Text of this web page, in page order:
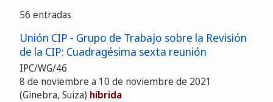
56 entradas
Unión CIP - Grupo de Trabajo sobre la Revisión
de la CIP: Cuadragésima sexta reunión
IPC/WG/46
8 de noviembre a 10 de noviembre de 2021
(Ginebra, Suiza) híbrida